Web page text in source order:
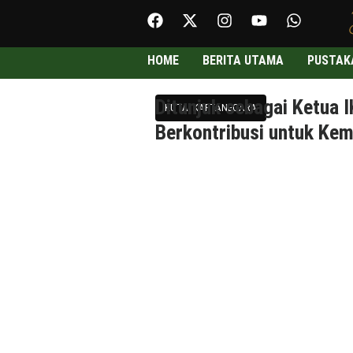
HOME BERITA UTAMA
KUTAI KARTANEGARA
Ditunjuk sebagai Ketua
Berkontribusi untuk